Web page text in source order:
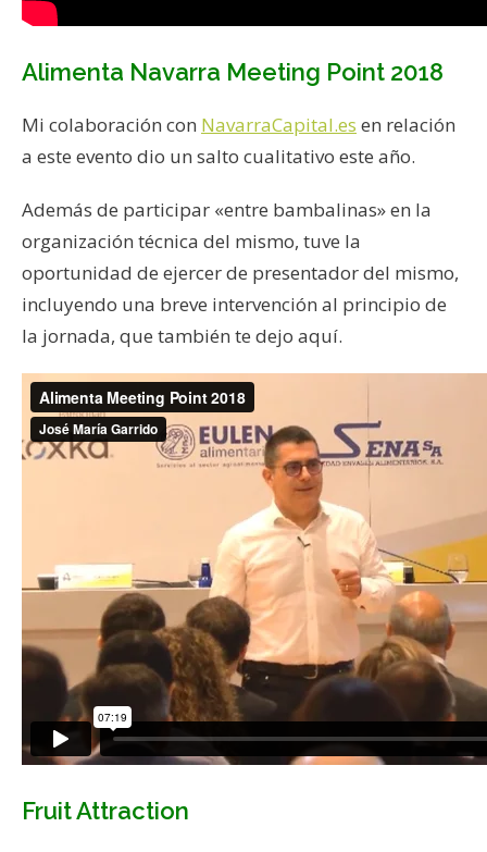
Alimenta Navarra Meeting Point 2018
Mi colaboración con NavarraCapital.es en relación
a este evento dio un salto cualitativo este año.
Además de participar «entre bambalinas» en la
organización técnica del mismo, tuve la
oportunidad de ejercer de presentador del mismo,
incluyendo una breve intervención al principio de
la jornada, que también te dejo aquí.
Fruit Attraction